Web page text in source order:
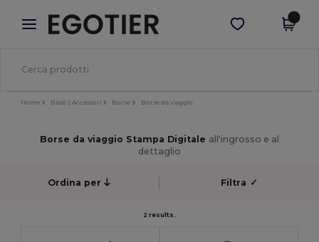
× App Egotier
Prezzi migliori sull'app!
Scarica app
Home Basic | Accessori Borse Borse da viaggio
Borse da viaggio Stampa Digitale all'ingrosso e al
dettaglio
Ordina per Filtra ✓
2 results.